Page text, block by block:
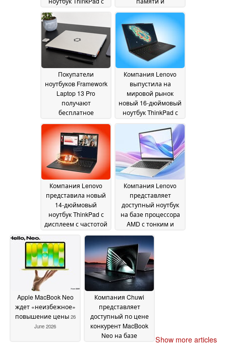
ГБ оперативной
памяти28 June 2026
GeForce RTX 509027
June 2026
Покупатели
ноутбуков Framework
Laptop 13 Pro
получают
бесплатное
компания снижает
цены27 June 2026
Компания Lenovo
выпустила на
мировой рынок
новый 16-дюймовый
ноутбук ThinkPad с
памятью LPCAMM2 и
процессором Intel
Panther Lake27 June
2026
Компания Lenovo
представила новый
14-дюймовый
ноутбук ThinkPad с
дисплеем с частотой
двумя слотами для
SSD-накопителей26
June 2026
Компания Lenovo
представляет
доступный ноутбук
на базе процессора
AMD с тонким и
June 2026
Apple MacBook Neo
ждет «неизбежное»
повышение цены 26
June 2026
Компания Chuwi
представляет
доступный по цене
конкурент MacBook
Neo на базе
Show more articles